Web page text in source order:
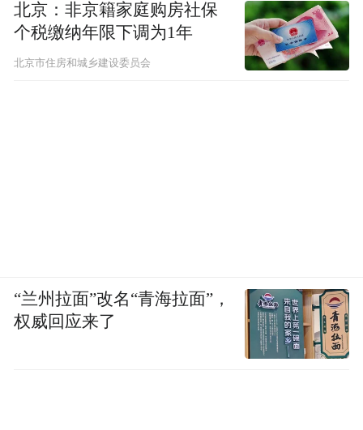
北京：非京籍家庭购房社保
个税缴纳年限下调为1年
北京市住房和城乡建设委员会
“兰州拉面”改名“青海拉面”，
权威回应来了